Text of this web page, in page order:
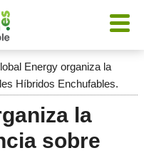
Energy organiza la
Híbridos Enchufables.
la
sobre